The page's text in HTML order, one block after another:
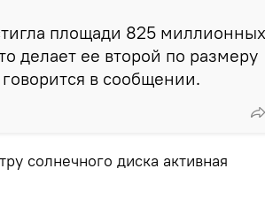
площади 825 миллионных
делает ее второй по размеру
в сообщении.
солнечного диска активная